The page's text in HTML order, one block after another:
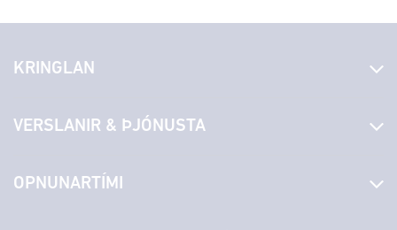
KRINGLAN
Laus störf
Hafðu samband
VERSLANIR & ÞJÓNUSTA
Borgarbókasafn
OPNUNARTÍMI